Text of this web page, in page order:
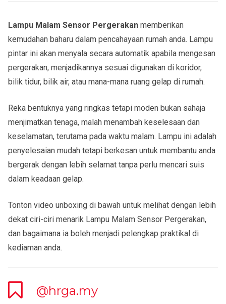
Lampu Malam Sensor Pergerakan memberikan
kemudahan baharu dalam pencahayaan rumah anda. Lampu
pintar ini akan menyala secara automatik apabila mengesan
pergerakan, menjadikannya sesuai digunakan di koridor,
bilik tidur, bilik air, atau mana-mana ruang gelap di rumah.
Reka bentuknya yang ringkas tetapi moden bukan sahaja
menjimatkan tenaga, malah menambah keselesaan dan
keselamatan, terutama pada waktu malam. Lampu ini adalah
penyelesaian mudah tetapi berkesan untuk membantu anda
bergerak dengan lebih selamat tanpa perlu mencari suis
dalam keadaan gelap.
Tonton video unboxing di bawah untuk melihat dengan lebih
dekat ciri-ciri menarik Lampu Malam Sensor Pergerakan,
dan bagaimana ia boleh menjadi pelengkap praktikal di
kediaman anda.
@hrga.my